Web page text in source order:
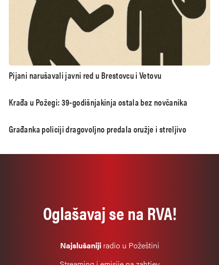
Pijani narušavali javni red u Brestovcu i Vetovu
Krađa u Požegi: 39-godišnjakinja ostala bez novčanika
Građanka policiji dragovoljno predala oružje i streljivo
Oglašavaj se na RVA!
Najslušanijiradio u Požeštini